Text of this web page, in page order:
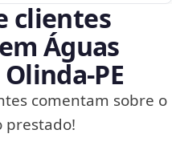
clientes
Águas
comentam sobre o
prestado!